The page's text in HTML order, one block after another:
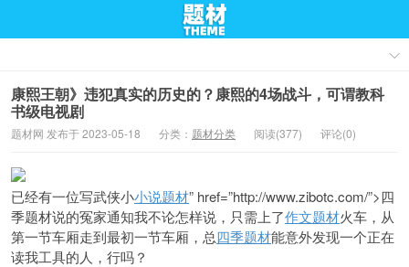
康熙王朝》违犯真实的历史的？康熙的4场战斗，可谓教科
书级电视剧
题材网 发布于 2023-05-18 分类： 题材分类 阅读(377) 评论(0)
已经有一位写武侠小小说题材” href=”http://www.zibotc.com/”>四
季题材说的冤家通知我不论怎样说，只需上了作文题材火车，从
第一节车厢走到最初一节车厢，总四季题材能意外发现一个正在
读我工具的人，行吗？